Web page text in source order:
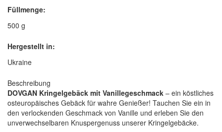
Füllmenge:
500 g
Hergestellt in:
Ukraine
Beschreibung
DOVGAN Kringelgebäck mit Vanillegeschmack – ein köstliches
osteuropäisches Gebäck für wahre Genießer! Tauchen Sie ein in
den verlockenden Geschmack von Vanille und erleben Sie den
unverwechselbaren Knuspergenuss unserer Kringelgebäcke.